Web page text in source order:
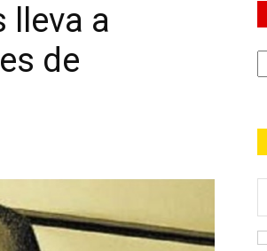
lleva a
de